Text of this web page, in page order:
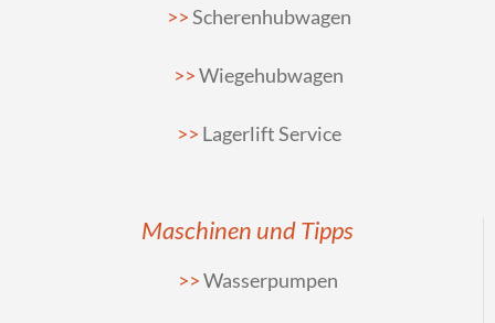
Scherenhubwagen
Wiegehubwagen
Lagerlift Service
Maschinen und Tipps
Wasserpumpen